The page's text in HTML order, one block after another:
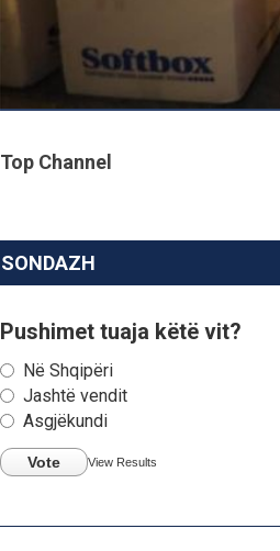
Top Channel
SONDAZH
Pushimet tuaja këtë vit?
Në Shqipëri
Jashtë vendit
Asgjëkundi
Vote View Results